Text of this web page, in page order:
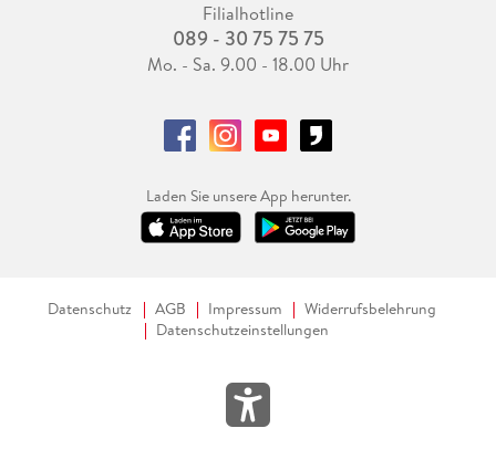
Filialhotline
089 - 30 75 75 75
Mo. - Sa. 9.00 - 18.00 Uhr
Laden Sie unsere App herunter.
Datenschutz AGB Impressum
Widerrufsbelehrung
Datenschutzeinstellungen